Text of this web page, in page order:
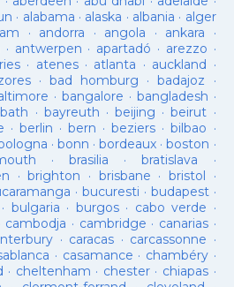
· alabama · alaska · albania · alger
· andorra · angola · ankara ·
· antwerpen · apartadó · arezzo ·
· atenes· atlanta · auckland ·
·bad homburg ·badajoz ·
·bangalore · bangladesh ·
bath · bayreuth ·beijing ·beirut ·
· berlin ·bern ·beziers ·bilbao ·
·bonn ·bordeaux ·boston ·
·brasilia ·bratislava ·
·brighton · brisbane · bristol ·
· bucuresti · budapest·
· bulgaria · burgos· cabo verde ·
cambodja · cambridge · canarias·
· caracas · carcassonne ·
· casamance · chambéry·
· cheltenham · chester· chiapas ·